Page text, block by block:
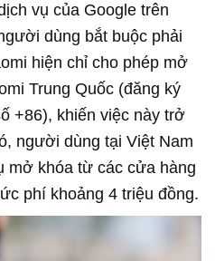
vụ của Google trên
dùng bắt buộc phải
hiện chỉ cho phép mở
Trung Quốc (đăng ký
+86), khiến việc này trở
người dùng tại Việt Nam
mở khóa từ các cửa hàng
phí khoảng 4 triệu đồng.